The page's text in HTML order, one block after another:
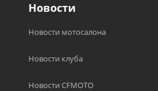
Новости
Новости мотосалона
Новости клуба
Новости CFMOTO